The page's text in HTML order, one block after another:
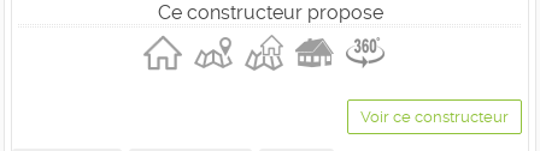
Ce constructeur propose
Voir ce constructeur